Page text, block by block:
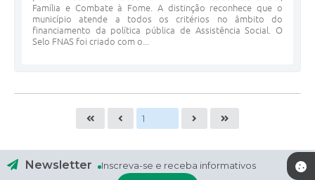
Família e Combate à Fome. A distinção reconhece que o
município atende a todos os critérios no âmbito do
financiamento da política pública de Assistência Social. O
Selo FNAS foi criado com o...
Newsletter Inscreva-se e receba informativos